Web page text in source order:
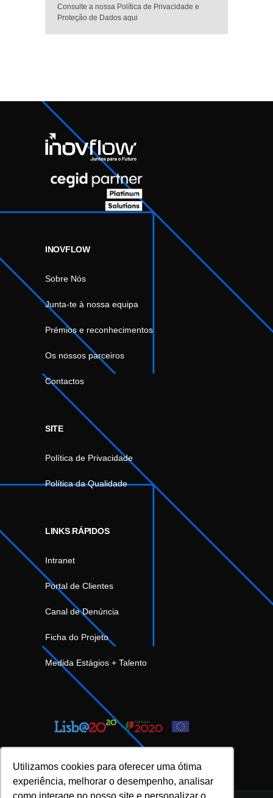
Utilizamos cookies para oferecer uma ótima
experiência, melhorar o desempenho, analisar
Consulte a nossa Política de Privacidade e
Proteção de Dados aqui
INOVFLOW
Sobre Nós
Junta-te à nossa equipa
Prémios e reconhecimentos
Os nossos parceiros
Contactos
SITE
Política de Privacidade
Política da Qualidade
LINKS RÁPIDOS
Intranet
Portal de Clientes
Canal de Denúncia
Ficha do Projeto
Medida Estágios + Talento